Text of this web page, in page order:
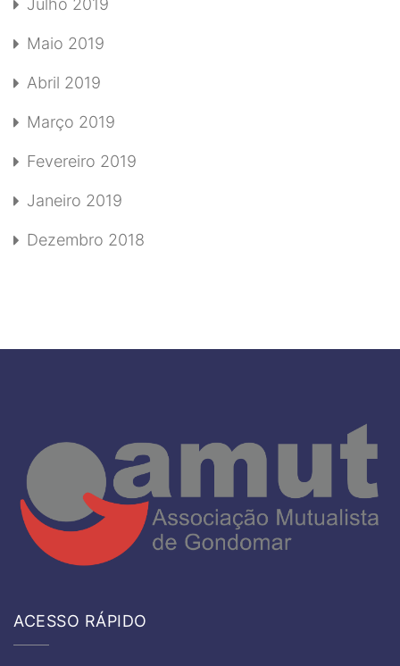
Julho 2019
Maio 2019
Abril 2019
Março 2019
Fevereiro 2019
Janeiro 2019
Dezembro 2018
ACESSO RÁPIDO